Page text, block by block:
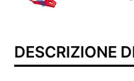
DESCRIZIONE